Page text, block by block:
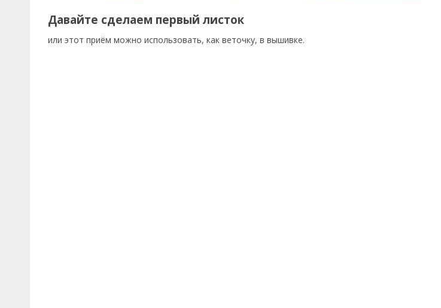
Давайте сделаем первый листок
или этот приём можно использовать, как веточку, в вышивке.